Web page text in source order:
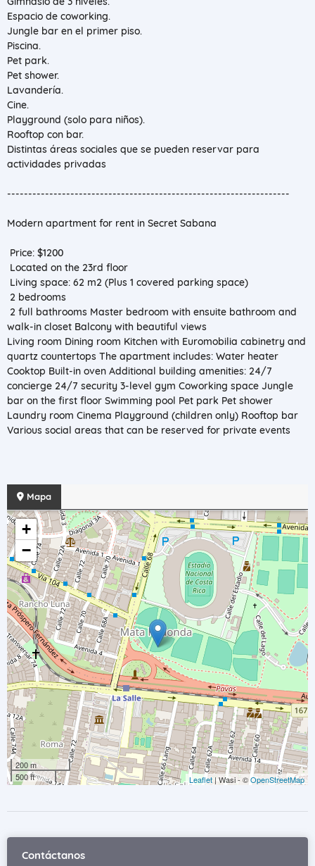
Espacio de coworking.
Jungle bar en el primer piso.
Piscina.
Pet park.
Pet shower.
Lavandería.
Cine.
Playground (solo para niños).
Rooftop con bar.
Distintas áreas sociales que se pueden reservar para
actividades privadas
-------------------------------------------------------------------
Modern apartment for rent in Secret Sabana
Price: $1200
Located on the 23rd floor
Living space: 62 m2 (Plus 1 covered parking space)
2 bedrooms
2 full bathrooms Master bedroom with ensuite bathroom and
walk-in closet Balcony with beautiful views
Living room Dining room Kitchen with Euromobilia cabinetry and
quartz countertops The apartment includes: Water heater
Cooktop Built-in oven Additional building amenities: 24/7
concierge 24/7 security 3-level gym Coworking space Jungle
bar on the first floor Swimming pool Pet park Pet shower
Laundry room Cinema Playground (children only) Rooftop bar
Various social areas that can be reserved for private events
Mapa
+
−
200 m
500 ft
Leaflet | Wasi - ©OpenStreetMap
Contáctanos